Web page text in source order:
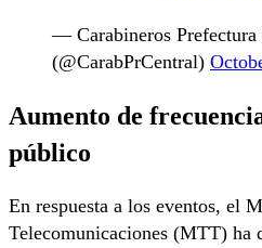
— Carabineros Prefectura
(@CarabPrCentral)
Aumento de
público
En respuesta a los eventos, el
Telecomunicaciones (MTT) ha